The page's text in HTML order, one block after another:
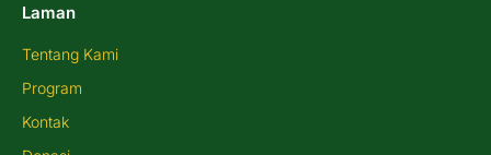
Laman
Tentang Kami
Program
Kontak